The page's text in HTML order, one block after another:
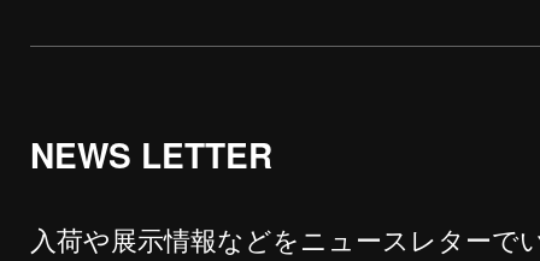
NEWS LETTER
入荷や展示情報などをニュースレターで